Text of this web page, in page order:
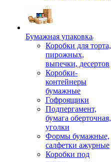
Бумажная упаковка
Коробки для торта,
пирожных,
выпечки, десертов
Коробки-
контейнеры
бумажные
Гофроящики
Подпергамент,
бумага оберточная,
уголки
Формы бумажные,
салфетки ажурные
Коробки под